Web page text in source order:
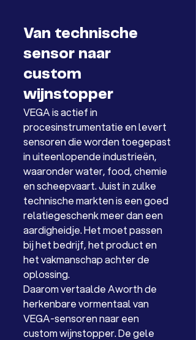
Van technische
sensor naar
custom
wijnstopper
VEGA is actief in
procesinstrumentatie en levert
sensoren die worden toegepast
in uiteenlopende industrieën,
waaronder water, food, chemie
en scheepvaart. Juist in zulke
technische markten is een goed
relatiegeschenk meer dan een
aardigheidje. Het moet passen
bij het bedrijf, het product en
het vakmanschap achter de
oplossing.
Daarom vertaalde Aworth de
herkenbare vormentaal van
VEGA-sensoren naar een
custom wijnstopper. De gele